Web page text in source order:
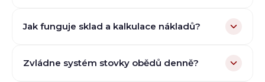
Jak funguje sklad a kalkulace nákladů?
Zvládne systém stovky obědů denně?